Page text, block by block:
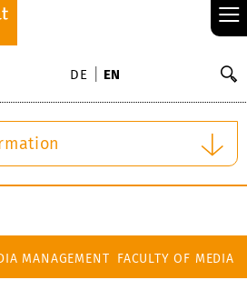
≡
DE EN
MANAGEMENT FACULTY OF MEDIA